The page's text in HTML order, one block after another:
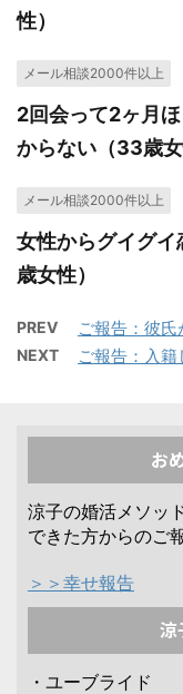
性）
メール相談2000件以上
2回会って2ヶ月
からない（33歳女
メール相談2000件以上
女性からグイグ
歳女性）
PREV ご報告：彼氏
NEXT ご報告：入籍
お
涼子の婚活メソッ
できた方からのご
＞＞幸せ報告
涼
・ユーブライド